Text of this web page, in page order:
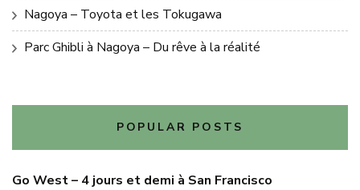
Nagoya – Toyota et les Tokugawa
Parc Ghibli à Nagoya – Du rêve à la réalité
POPULAR POSTS
Go West – 4 jours et demi à San Francisco